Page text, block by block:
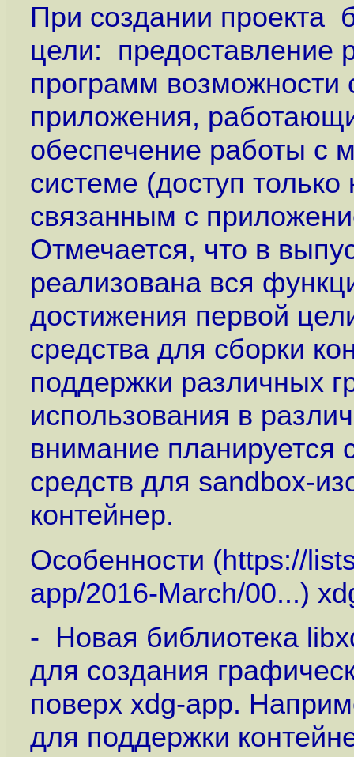
При создании проекта
цели: предоставление
программ возможности
приложения,
обеспечение работы с
системе (доступ
связанным с
Отмечается, что в
реализована вся
достижения первой
средства для сборки
поддержки различных
использования в
внимание планируется
средств для sandbox-
контейнер.
Особенности (https://
app/2016-March/00...)
- Новая библиотека
для создания
поверх xdg-app.
для поддержки